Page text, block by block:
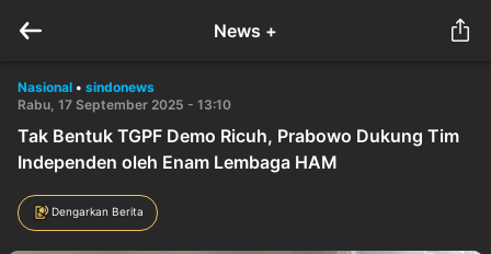
News +
Nasional • sindonews
Rabu, 17 September 2025 - 13:10
Tak Bentuk TGPF Demo Ricuh, Prabowo Dukung Tim
Independen oleh Enam Lembaga HAM
Dengarkan Berita